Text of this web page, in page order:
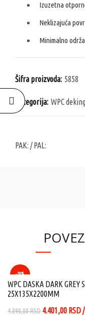
Izuzetna
Neklizajuća
Minimalno
Šifra proizvoda: 5858
Kategorija: WPC
PAK: / PAL:
-10%
WPC DASKA DARK GREY
25X135X2200MM
4.890,00RSD Originalna
4.401,00 RSD